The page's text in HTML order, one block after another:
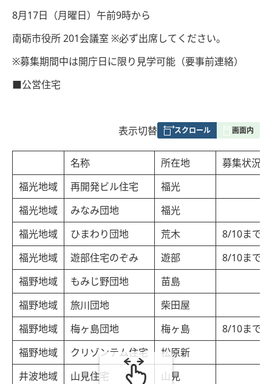
8月17日（月曜日）午前9時から
南砺市役所 201会議室 ※必ず出席してください。
※募集期間中は開庁日に限り見学可能（要事前連絡）
■公営住宅
表
の
表示切替
名称 所在地
募集状況
福光地域
再開発ビル住宅
福光
福光地域
みなみ団地
福光
福光地域
ひまわり団地 荒木
8/10まで
福光地域
遊部住宅のぞみ 遊部
8/10まで
福野地域
もみじ野団地
苗島
福野地域
旅川団地
柴田屋
福野地域
梅ヶ島団地 梅ヶ島
8/10まで
福野地域
クリゾンテム住宅
松原新
井波地域
山見住宅
山見